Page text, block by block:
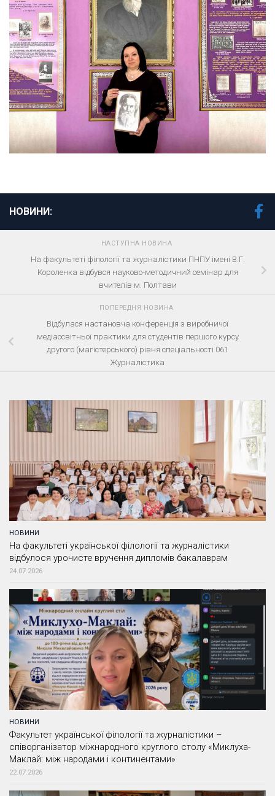
НОВИНИ:
НАСТУПНА НОВИНА
На факультеті філології та журналістики ПНПУ імені В.Г.
Короленка відбувся науково-методичний семінар для
вчителів м. Полтави
ПОПЕРЕДНЯ НОВИНА
Відбулася настановча конференція з виробничої
медіаосвітньої практики для студентів першого курсу
другого (магістерського) рівня спеціальності 061
Журналістика
НОВИНИ
На факультеті української філології та журналістики
відбулося урочисте вручення дипломів бакалаврам
24.07.2026
НОВИНИ
Факультет української філології та журналістики –
співорганізатор міжнародного круглого столу «Миклуха-
Маклай: між народами і континентами»
22.07.2026